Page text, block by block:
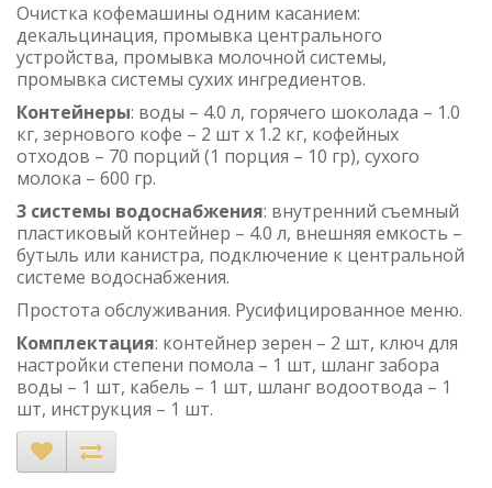
Очистка кофемашины одним касанием:
декальцинация, промывка центрального
устройства, промывка молочной системы,
промывка системы сухих ингредиентов.
Контейнеры: воды – 4.0 л, горячего шоколада – 1.0
кг, зернового кофе – 2 шт х 1.2 кг, кофейных
отходов – 70 порций (1 порция – 10 гр), сухого
молока – 600 гр.
3 системы водоснабжения: внутренний съемный
пластиковый контейнер – 4.0 л, внешняя емкость –
бутыль или канистра, подключение к центральной
системе водоснабжения.
Простота обслуживания. Русифицированное меню.
Комплектация: контейнер зерен – 2 шт, ключ для
настройки степени помола – 1 шт, шланг забора
воды – 1 шт, кабель – 1 шт, шланг водоотвода – 1
шт, инструкция – 1 шт.